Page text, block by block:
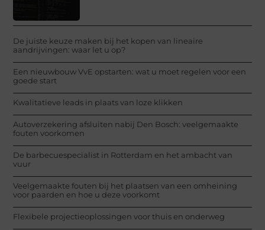
De juiste keuze maken bij het kopen van lineaire
aandrijvingen: waar let u op?
Een nieuwbouw VvE opstarten: wat u moet regelen voor een
goede start
Kwalitatieve leads in plaats van loze klikken
Autoverzekering afsluiten nabij Den Bosch: veelgemaakte
fouten voorkomen
De barbecuespecialist in Rotterdam en het ambacht van
vuur
Veelgemaakte fouten bij het plaatsen van een omheining
voor paarden en hoe u deze voorkomt
Flexibele projectieoplossingen voor thuis en onderweg